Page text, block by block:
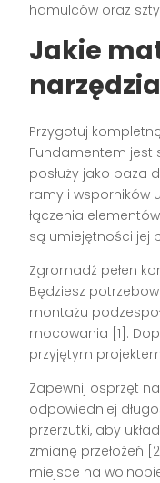
hamulców oraz
Jakie
Przygotuj
Fundamentem jest
posłuży jako baza
ramy i wsporników
łączenia
są umiejętności jej
Zgromadź pełen
Będziesz
montażu
mocowania [1].
przyjętym
Zapewnij osprzęt
odpowiedniej
przerzutki, aby
zmianę przełożeń
miejsce na